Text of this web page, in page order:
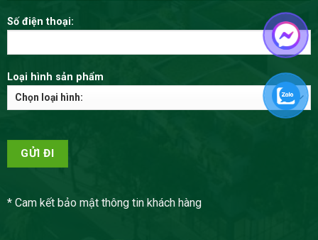
Số điện thoại:
Loại hình sản phẩm
* Cam kết bảo mật thông tin khách hàng